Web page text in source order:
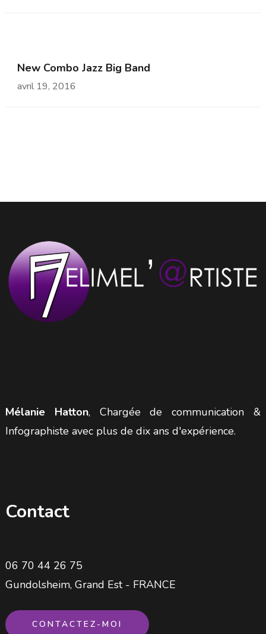
New Combo Jazz Big Band
avril 19, 2016
Mélanie Hatton, Chargée de communication &
Infographiste avec plus de dix ans d'expérience.
Contact
06 70 44 26 75
Gundolsheim, Grand Est - FRANCE